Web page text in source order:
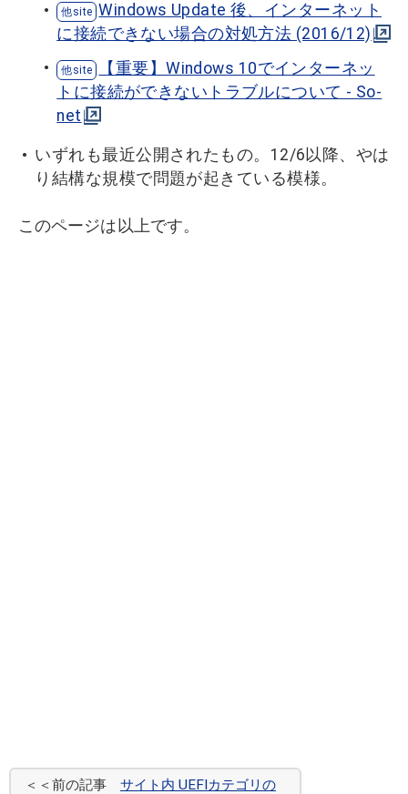
Windows Update 後、インターネット
に接続できない場合の対処方法 (2016/12)
【重要】Windows 10でインターネッ
トに接続ができないトラブルについて - So-
net
いずれも最近公開されたもの。12/6以降、やは
り結構な規模で問題が起きている模様。
このページは以上です。
＜＜前の記事 サイト内 UEFIカテゴリの